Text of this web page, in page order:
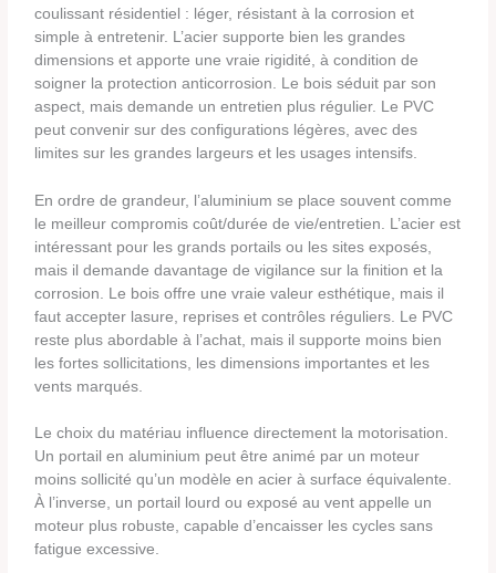
coulissant résidentiel : léger, résistant à la corrosion et
simple à entretenir. L’acier supporte bien les grandes
dimensions et apporte une vraie rigidité, à condition de
soigner la protection anticorrosion. Le bois séduit par son
aspect, mais demande un entretien plus régulier. Le PVC
peut convenir sur des configurations légères, avec des
limites sur les grandes largeurs et les usages intensifs.
En ordre de grandeur, l’aluminium se place souvent comme
le meilleur compromis coût/durée de vie/entretien. L’acier est
intéressant pour les grands portails ou les sites exposés,
mais il demande davantage de vigilance sur la finition et la
corrosion. Le bois offre une vraie valeur esthétique, mais il
faut accepter lasure, reprises et contrôles réguliers. Le PVC
reste plus abordable à l’achat, mais il supporte moins bien
les fortes sollicitations, les dimensions importantes et les
vents marqués.
Le choix du matériau influence directement la motorisation.
Un portail en aluminium peut être animé par un moteur
moins sollicité qu’un modèle en acier à surface équivalente.
À l’inverse, un portail lourd ou exposé au vent appelle un
moteur plus robuste, capable d’encaisser les cycles sans
fatigue excessive.